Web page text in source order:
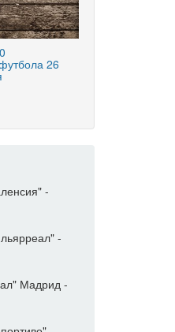
26
-
-
Мадрид -